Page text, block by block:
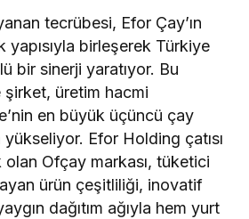
tecrübesi, Efor Çay’ın
birleşerek Türkiye
bir sinerji yaratıyor. Bu
üretim hacmi
en büyük üçüncü çay
Efor Holding çatısı
olan Ofçay markası, tüketici
ürün çeşitliliği, inovatif
dağıtım ağıyla hem yurt